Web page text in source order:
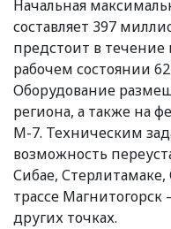
Начальная
составляет 397
предстоит в
рабочем состоянии
Оборудование
региона, а также на
М-7. Техническим
возможность
Сибае,
трассе
других точках.